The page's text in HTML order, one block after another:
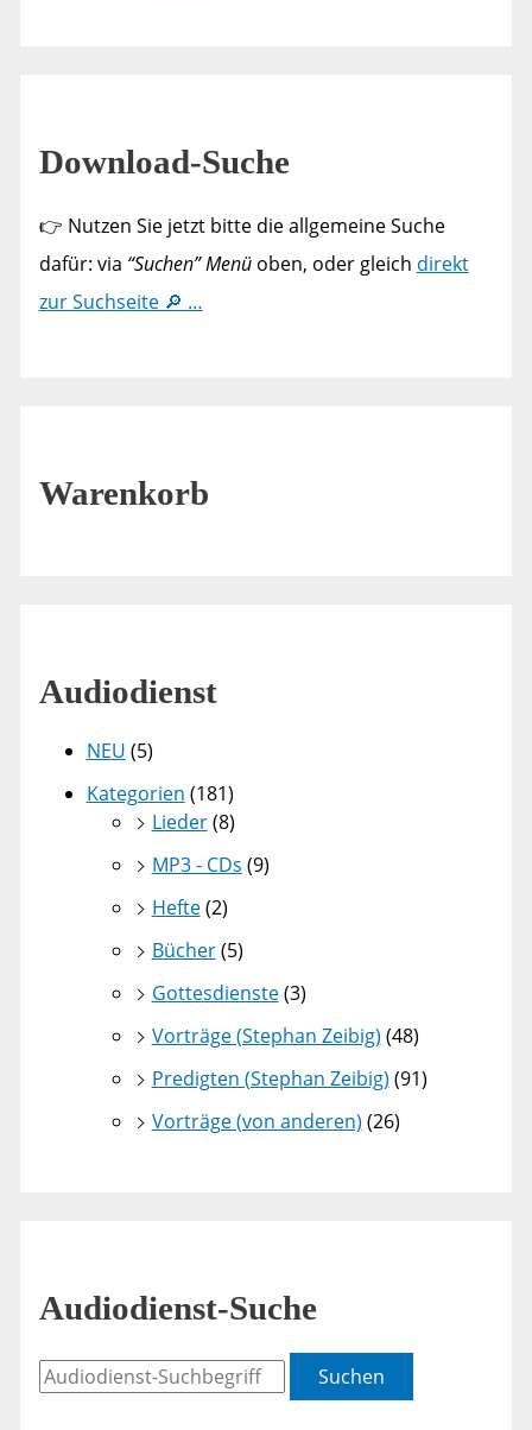
Download-Suche
👉 Nutzen Sie jetzt bitte die allgemeine Suche
dafür: via “Suchen” Menüoben, oder gleich direkt
zur Suchseite 🔎 …
Warenkorb
Audiodienst
NEU (5)
Kategorien (181)
Lieder(8)
MP3 - CDs (9)
Hefte(2)
Bücher(5)
Gottesdienste(3)
Vorträge (Stephan Zeibig) (48)
Predigten (Stephan Zeibig) (91)
Vorträge (von anderen) (26)
Audiodienst-Suche
Suchen